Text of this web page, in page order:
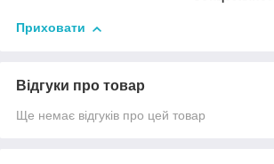
Приховати
Відгуки про товар
Ще немає відгуків про цей товар